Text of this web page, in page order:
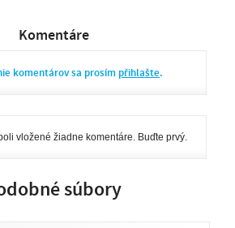
Komentáre
komentárov sa prosím přihlašte.
vložené žiadne komentáre. Buďte prvý.
súbory